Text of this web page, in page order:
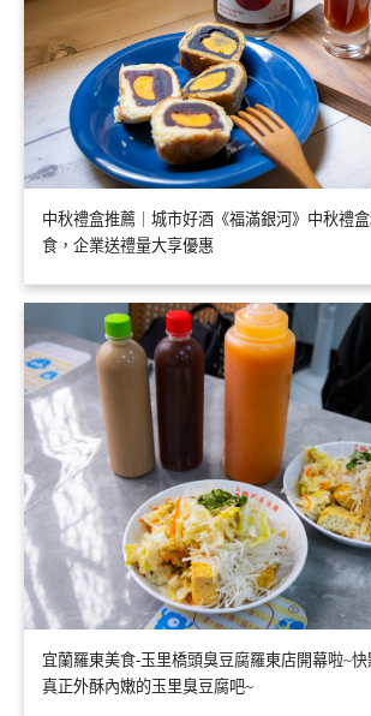
中秋禮盒推薦｜城市好酒《福滿銀河》中秋禮
食，企業送禮量大享優惠
宜蘭羅東美食-玉里橋頭臭豆腐羅東店開幕啦~
真正外酥內嫩的玉里臭豆腐吧~